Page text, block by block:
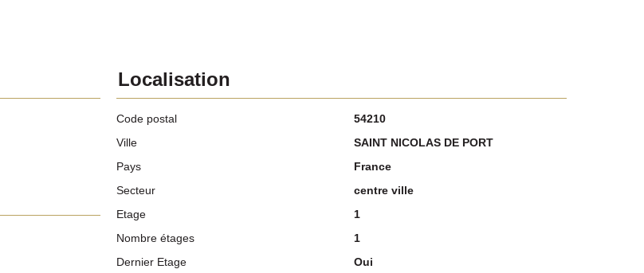
Localisation
Code postal
54210
Ville
SAINT NICOLAS DE PORT
Pays
France
Secteur
centre ville
Etage
1
Nombre étages
1
Dernier Etage
Oui